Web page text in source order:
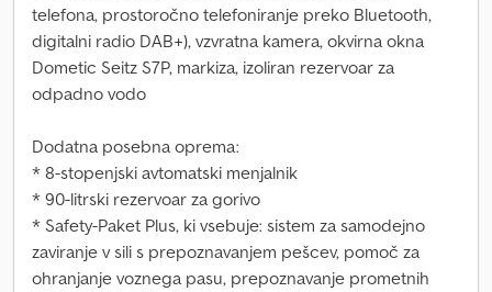
telefona, prostoročno telefoniranje preko Bluetooth,
digitalni radio DAB+), vzvratna kamera, okvirna okna
Dometic Seitz S7P, markiza, izoliran rezervoar za
odpadno vodo
Dodatna posebna oprema:
* 8-stopenjski avtomatski menjalnik
* 90-litrski rezervoar za gorivo
* Safety-Paket Plus, ki vsebuje: sistem za samodejno
zaviranje v sili s prepoznavanjem pešcev, pomoč za
ohranjanje voznega pasu, prepoznavanje prometnih